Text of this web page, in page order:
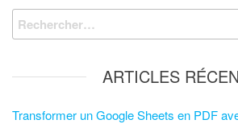
ARTICLES
Transformer un Google Sheets en PDF